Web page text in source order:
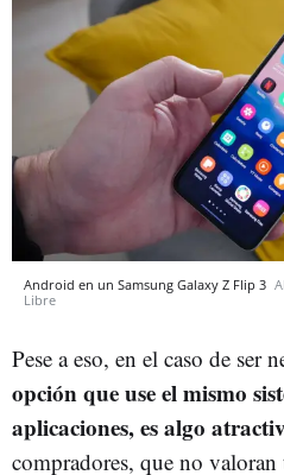
Android en un Samsung Galaxy Z Flip 3
Libre
Pese a eso, en el caso de ser
opción que use el mismo
aplicaciones, es algo
compradores, que no valoran